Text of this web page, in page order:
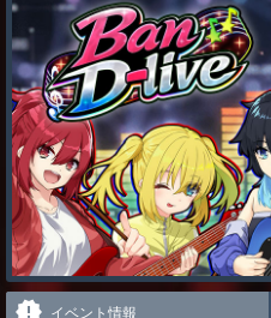
13873メダル(27746G) 獲
しーさーがひかったぁ
イベント情報